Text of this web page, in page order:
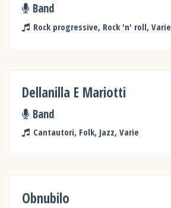
Band
Rock progressive, Rock 'n' roll, Varie
Dellanilla E Mariotti
Band
Cantautori, Folk, Jazz, Varie
Obnubilo